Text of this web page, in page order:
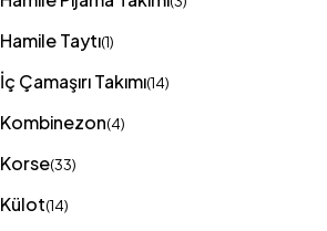
Hamile Taytı(1)
İç Çamaşırı Takımı(14)
Kombinezon(4)
Korse(33)
Külot(14)